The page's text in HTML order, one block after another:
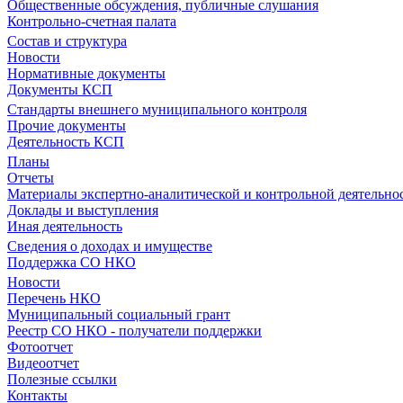
Общественные обсуждения, публичные слушания
Контрольно-счетная палата
Состав и структура
Новости
Нормативные документы
Документы КСП
Стандарты внешнего муниципального контроля
Прочие документы
Деятельность КСП
Планы
Отчеты
Материалы экспертно-аналитической и контрольной
Доклады и выступления
Иная деятельность
Сведения о доходах и имуществе
Поддержка СО НКО
Новости
Перечень НКО
Муниципальный социальный грант
Реестр СО НКО - получатели поддержки
Фотоотчет
Видеоотчет
Полезные ссылки
Контакты